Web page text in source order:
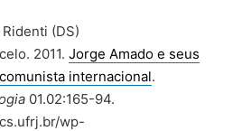
(DS)
2011. Jorge Amado e seus
internacional.
01.02:165-94.
wp-